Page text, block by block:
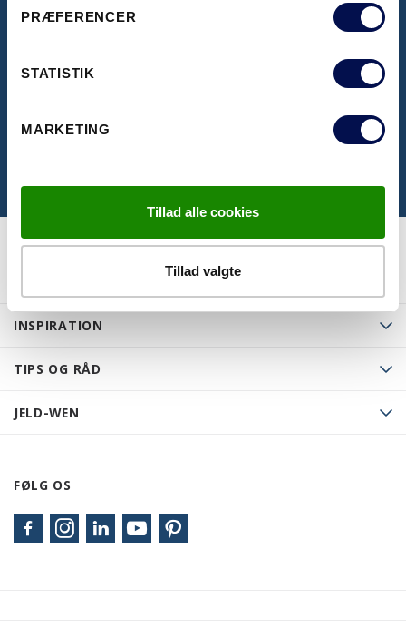
PRÆFERENCER
STATISTIK
MARKETING
Tillad alle cookies
Tillad valgte
INSPIRATION
TIPS OG RÅD
JELD-WEN
FØLG OS
Her kan du se vores inspirerende brochurer,